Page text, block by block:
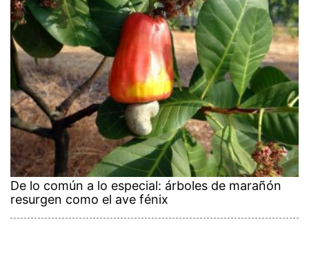
De lo común a lo especial: árboles de marañón
resurgen como el ave fénix